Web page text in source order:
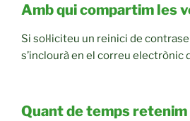
Amb qui compartim les
Si sol·liciteu un reinici de
s’inclourà en el correu electrònic
Quant de temps retenim